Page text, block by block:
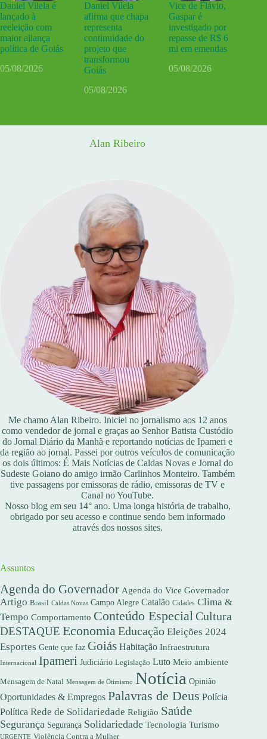
Daniel Vilela é
lançado à
reeleição com
maior aliança
política de Goiás
05/08/2026
Daniel Vilela
afirma que chapa
representa
continuidade do
projeto que
transformou
Goiás
05/08/2026
Vice de Flávio,
Gaspar é
investigado por
repasse de R$ 6
mi em emendas
05/08/2026
Alan Ribeiro
Me chamo Alan Ribeiro. Iniciei no jornalismo aos 12 anos
como vendedor de jornal e graças ao Senhor Batista Custódio
do Jornal Diário da Manhã e reportando notícias de Ipameri e
da região ao jornal. Passei por outros veículos de comunicação
os dois últimos: É Mais Notícias de Caldas Novas e Jornal do
Sudeste Goiano do amigo irmão Carlinhos Monteiro. Também
tive passagens por emissoras de rádio, emissoras de TV e
Canal no YouTube.
Nosso blog em seu 14° ano. Uma longa história de trabalho,
obrigado por seu acesso e continue sendo bem informado
através dos nossos sites.
Assuntos
Agenda do Governador Agenda do Vice Governador
Artigo Brasil Caldas Novas Campo Alegre Catalão Cidades Clima &
Tempo Comportamento Conteúdo EspecialCultura
DESTAQUE EconomiaEducação Eleições 2024
Esportes Gente que faz Goiás Habitação Infraestrutura
Internacional Ipameri Judiciário Legislação Luto Meio ambiente
Mensagem de Natal Mensagem de Otimismo Notícia Opinião
Oportunidades & Empregos Palavras de Deus Polícia
Política Rede de Solidariedade Religião Saúde
Segurança Segurança Solidariedade Tecnologia Turismo
URGENTE Violência Contra a Mulher